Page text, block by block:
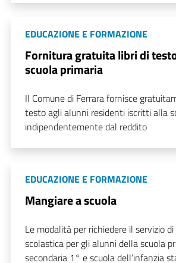
EDUCAZIONE E FORMAZIONE
Fornitura gratuita libri di
scuola primaria
Il Comune di Ferrara fornisce
testo agli alunni residenti iscritti alla
indipendentemente dal reddito
EDUCAZIONE E FORMAZIONE
Mangiare a scuola
Le modalità per richiedere il servizio
scolastica per gli alunni della scuola
secondaria 1° e scuola dell’infanzia